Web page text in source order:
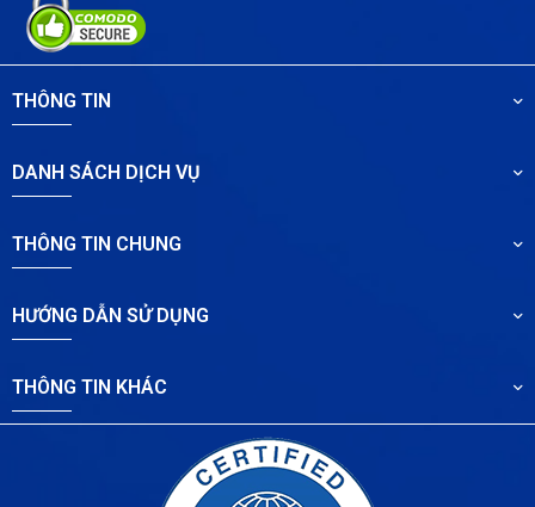
THÔNG TIN
DANH SÁCH DỊCH VỤ
THÔNG TIN CHUNG
HƯỚNG DẪN SỬ DỤNG
THÔNG TIN KHÁC